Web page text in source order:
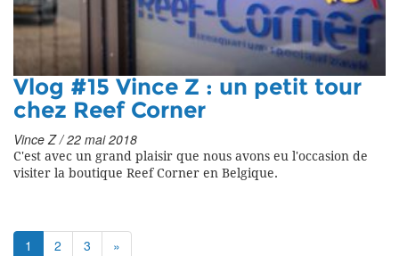
Vlog #15 Vince Z : un petit tour
chez Reef Corner
Vince Z / 22 mai 2018
C'est avec un grand plaisir que nous avons eu l'occasion de
visiter la boutique Reef Corner en Belgique.
1 2 3 »